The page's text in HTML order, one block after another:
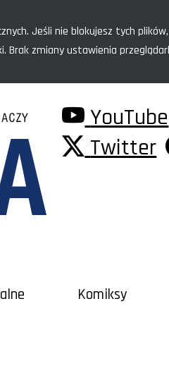
Jeśli nie blokujesz tych
zmiany ustawienia
YouTube
Twitter
Komiksy